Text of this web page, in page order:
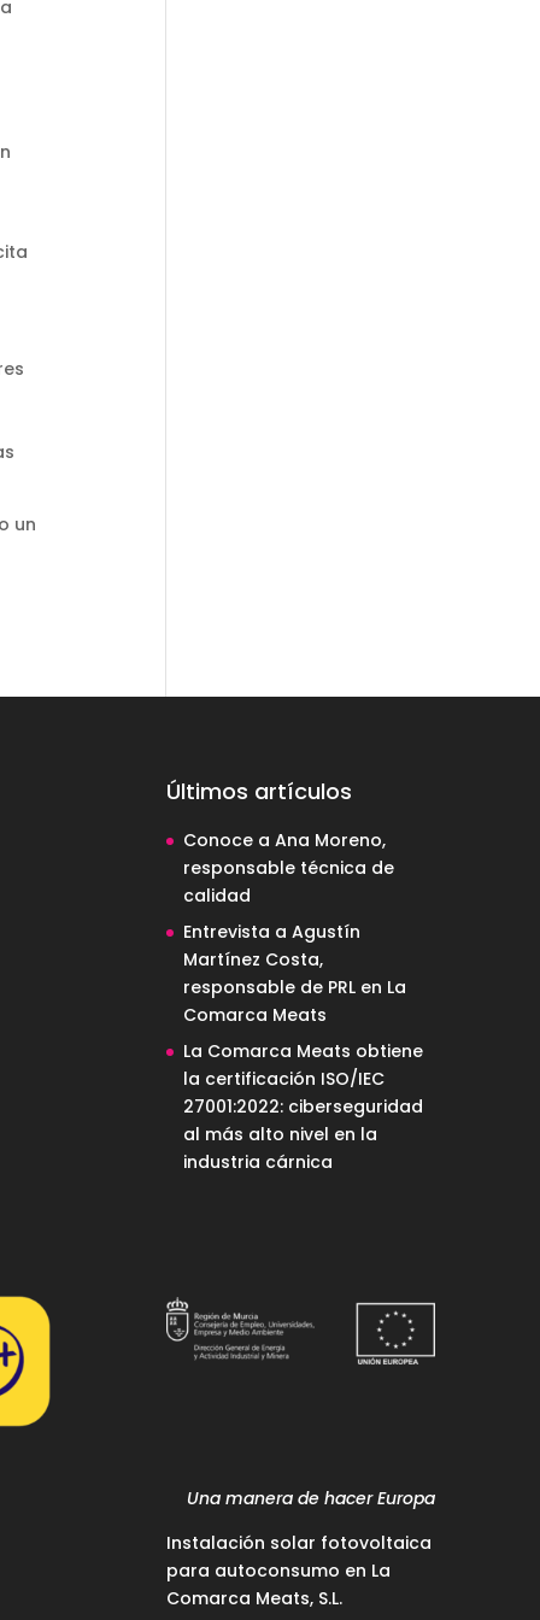
un
Últimos artículos
Conoce a Ana Moreno,
responsable técnica de
calidad
Entrevista a Agustín
Martínez Costa,
responsable de PRL en La
Comarca Meats
La Comarca Meats obtiene
la certificación ISO/IEC
27001:2022: ciberseguridad
al más alto nivel en la
industria cárnica
Una manera de hacer Europa
Instalación solar fotovoltaica
para autoconsumo en La
Comarca Meats, S.L.